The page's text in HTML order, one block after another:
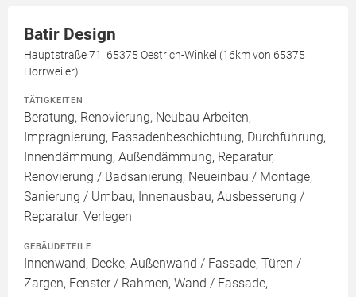
Batir Design
Hauptstraße 71, 65375 Oestrich-Winkel (16km von 65375
Horrweiler)
TÄTIGKEITEN
Beratung, Renovierung, Neubau Arbeiten,
Imprägnierung, Fassadenbeschichtung, Durchführung,
Innendämmung, Außendämmung, Reparatur,
Renovierung / Badsanierung, Neueinbau / Montage,
Sanierung / Umbau, Innenausbau, Ausbesserung /
Reparatur, Verlegen
GEBÄUDETEILE
Innenwand, Decke, Außenwand / Fassade, Türen /
Zargen, Fenster / Rahmen, Wand / Fassade,